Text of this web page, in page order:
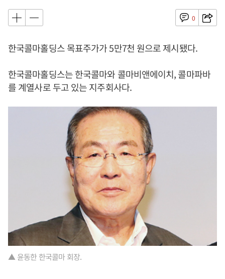
0
한국콜마홀딩스 목표주가가 5만7천 원으로 제시됐다.
한국콜마홀딩스는 한국콜마와 콜마비앤에이치, 콜마파바
를 계열사로 두고 있는 지주회사다.
▲ 윤동한 한국콜마 회장.